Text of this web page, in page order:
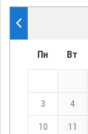
Пн Вт
3 4
10 11